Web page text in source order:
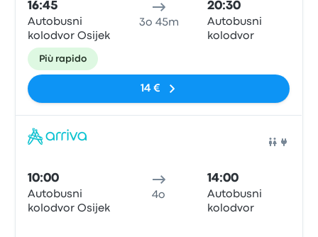
16:45
Autobusni
kolodvor Osijek
3o 45m
20:30
Autobusni
kolodvor
Più rapido
14 €
10:00
Autobusni
kolodvor Osijek
4o
14:00
Autobusni
kolodvor